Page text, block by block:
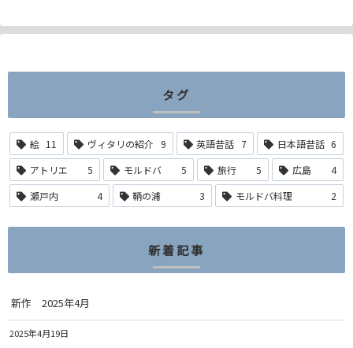
タグ
絵 11 ヴィタリの紹介 9 英語昔話 7 日本語昔話 6
アトリエ
5 モルドバ 5 旅行 5 広島
4
瀬戸内
4 鞆の浦 3 モルドバ料理 2
新着記事
新作 2025年4月
2025年4月19日